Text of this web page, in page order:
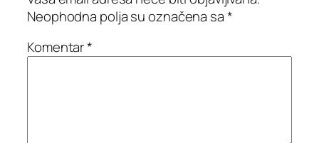
Neophodna polja su označena sa*
Komentar*